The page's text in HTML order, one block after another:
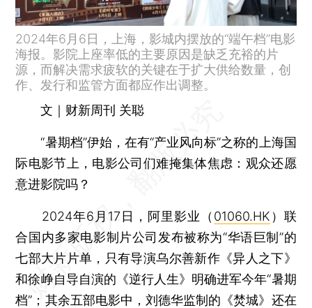
2024年6月6日，上海，影城内摆放的“端午档”电影
海报。影院上座率低的主要原因是缺乏充裕的片
源，而解决需求疲软的关键在于扩大供给数量，创
作、发行和监管方面都应作出调整。
文｜财新周刊 关聪
“暑期档”伊始，在有“产业风向标”之称的上海国
际电影节上，电影公司们难掩集体焦虑：观众还愿
意进影院吗？
2024年6月17日，阿里影业（ 01060.HK ）联
合国内多家电影制片公司发布被称为“华语巨制”的
七部大片片单，只有导演乌尔善新作《异人之下》
和徐峥自导自演的《逆行人生》明确进军今年“暑期
档”；其余五部电影中，刘德华监制的《焚城》还在